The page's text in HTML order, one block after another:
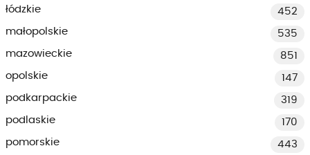
łódzkie
452
małopolskie
535
mazowieckie
851
opolskie
147
podkarpackie
319
podlaskie
170
pomorskie
443